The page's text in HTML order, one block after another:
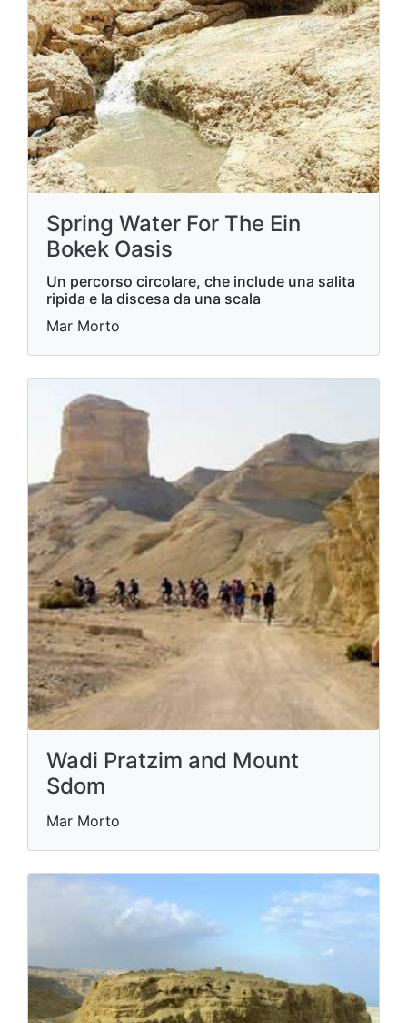
Spring Water For The Ein
Bokek Oasis
Un percorso circolare, che include una salita
ripida e la discesa da una scala
Mar Morto
Wadi Pratzim and Mount
Sdom
Mar Morto